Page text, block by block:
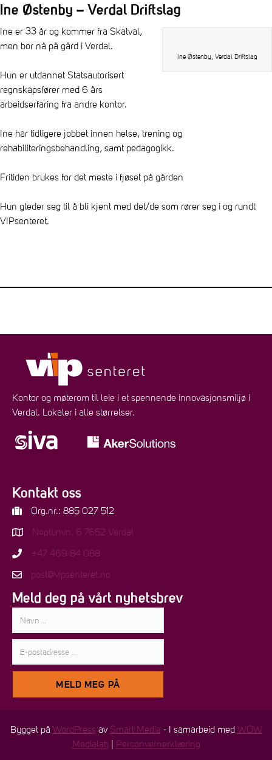
Ine Østenby – Verdal Driftslag
Ine Østenby, Verdal Driftslag
Ine er 33 år og kommer fra Skatval,
men bor nå på gård i Verdal.
Hun er utdannet Statsautorisert
regnskapsfører med 6 års
arbeidserfaring fra andre kontor.
Ine har tidligere jobbet innen helse, trening og
rehabiliteringsbehandling, samt pedagogikk.
Fritiden brukes for det meste i fjøset på gården
Hun gleder seg til å bli kjent med det/de som rører seg i og rundt
VIPsenteret.
Kontor og møterom til leie i et spennende innovasjonsmiljø i
Verdal. Lokaler i alle størrelser.
Kontakt oss
Org.nr.: 885 027 512
Neptunvn. 6 7652 Verdal
+47 469 84 088
post@vipsenteret.no
Meld deg på vårt nyhetsbrev
postadresse:
MELD MEG PÅ
Bygget på WordPress av Smart Media - I samarbeid med WOW
Medialab
Personvernerklæring